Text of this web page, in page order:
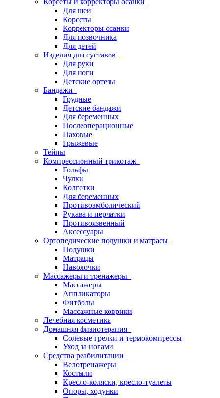
Корсеты и корректоры осанки
Для шеи
Корсеты
Корректоры осанки
Для позвочника
Для детей
Изделия для суставов
Для руки
Для ноги
Детские ортезы
Бандажи
Грудные
Детские бандажи
Для беременных
Послеоперационные
Паховые
Грыжевые
Тейпы
Компрессионный трикотаж
Гольфы
Чулки
Колготки
Для беременных
Противоэмболический
Рукава и перчатки
Противоязвенный
Аксессуары
Ортопедические подушки и матрасы
Подушки
Матрацы
Наволочки
Массажеры и тренажеры
Массажеры
Аппликаторы
Фитболы
Массажные коврики
Лечебная косметика
Домашняя физиотерапия
Солевые грелки и термокомпрессы
Уход за ногами
Средства реабилитации
Велотренажеры
Костыли
Кресло-коляски, кресло-туалеты
Опоры, ходунки